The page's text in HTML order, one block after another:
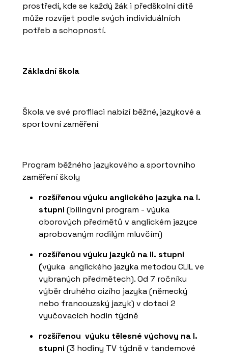
prostředí, kde se každý žák i předškolní dítě
může rozvíjet podle svých individuálních
potřeb a schopností.
Základní škola
Škola ve své profilaci nabízí běžné, jazykové a
sportovní zaměření
Program běžného jazykového a sportovního
zaměření školy
rozšířenou výuku anglického jazyka na I.
stupni (bilingvní program - výuka
oborových předmětů v anglickém jazyce
aprobovaným rodilým mluvčím)
rozšířenou výuku jazyků na II. stupni
(výuka anglického jazyka metodou CLIL ve
vybraných předmětech). Od 7 ročníku
výběr druhého cizího jazyka (německý
nebo francouzský jazyk) v dotaci 2
vyučovacích hodin týdně
rozšířenou výuku tělesné výchovy na I.
stupni (3 hodiny TV týdně v tandemové